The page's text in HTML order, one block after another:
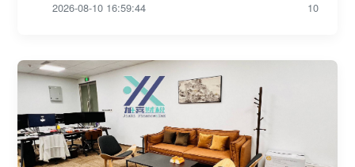
2026-08-10 16:59:44 10